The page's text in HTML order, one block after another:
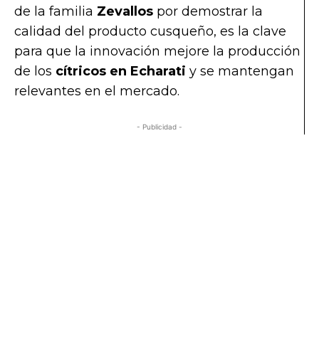
de la familia Zevallos por demostrar la
calidad del producto cusqueño, es la clave
para que la innovación mejore la producción
de los cítricos en Echarati y se mantengan
relevantes en el mercado.
- Publicidad -